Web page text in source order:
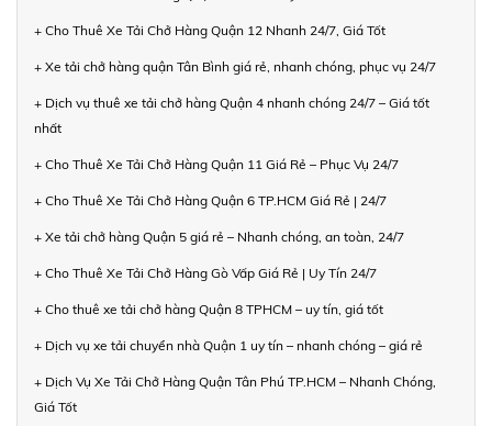
+ Cho Thuê Xe Tải Chở Hàng Quận 12 Nhanh 24/7, Giá Tốt
+ Xe tải chở hàng quận Tân Bình giá rẻ, nhanh chóng, phục vụ 24/7
+ Dịch vụ thuê xe tải chở hàng Quận 4 nhanh chóng 24/7 – Giá tốt
nhất
+ Cho Thuê Xe Tải Chở Hàng Quận 11 Giá Rẻ – Phục Vụ 24/7
+ Cho Thuê Xe Tải Chở Hàng Quận 6 TP.HCM Giá Rẻ | 24/7
+ Xe tải chở hàng Quận 5 giá rẻ – Nhanh chóng, an toàn, 24/7
+ Cho Thuê Xe Tải Chở Hàng Gò Vấp Giá Rẻ | Uy Tín 24/7
+ Cho thuê xe tải chở hàng Quận 8 TPHCM – uy tín, giá tốt
+ Dịch vụ xe tải chuyển nhà Quận 1 uy tín – nhanh chóng – giá rẻ
+ Dịch Vụ Xe Tải Chở Hàng Quận Tân Phú TP.HCM – Nhanh Chóng,
Giá Tốt